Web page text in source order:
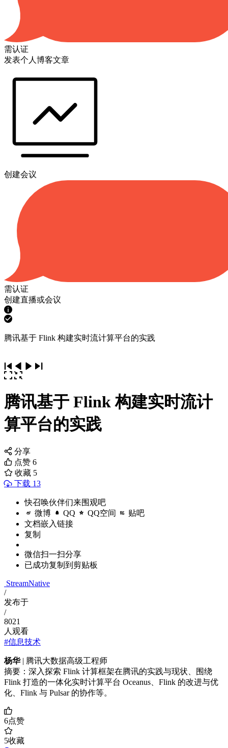
需认证
发表个人博客文章
创建会议
需认证
创建直播或会议
腾讯基于 Flink 构建实时流计算平台的实践
腾讯基于 Flink 构建实时流计
算平台的实践
分享
点赞 6
收藏 5
下载 13
快召唤伙伴们来围观吧
微博 QQ QQ空间 贴吧
文档嵌入链接
复制
微信扫一扫分享
已成功复制到剪贴板
StreamNative
/
发布于
/
8021
人观看
#信息技术
杨华| 腾讯大数据高级工程师
摘要：深入探索 Flink 计算框架在腾讯的实践与现状、围绕
Flink 打造的一体化实时计算平台 Oceanus、Flink 的改进与优
化、Flink 与 Pulsar 的协作等。
6点赞
5收藏